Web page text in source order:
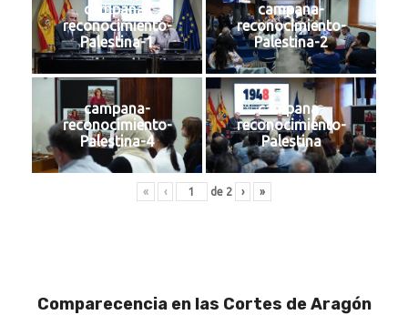
campana-
reconocimiento-
Palestina-1
campana-
reconocimiento-
Palestina-2
campana-
reconocimiento-
Palestina-4
campana-
reconocimiento-
Palestina
« ‹ de 2 › »
Comparecencia en las Cortes de Aragón